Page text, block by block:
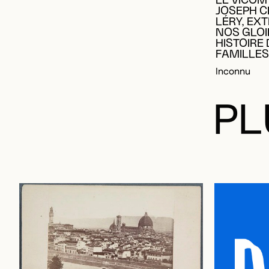
JOSEPH
LÉRY,
NOS
HISTOIRE
Inconnu